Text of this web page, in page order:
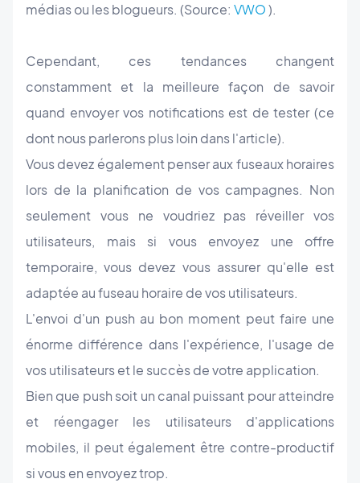
médias ou les blogueurs. (Source: VWO).
Cependant, ces tendances changent
constamment et la meilleure façon de savoir
quand envoyer vos notifications est de tester (ce
dont nous parlerons plus loin dans l'article).
Vous devez également penser aux fuseaux horaires
lors de la planification de vos campagnes. Non
seulement vous ne voudriez pas réveiller vos
utilisateurs, mais si vous envoyez une offre
temporaire, vous devez vous assurer qu'elle est
adaptée au fuseau horaire de vos utilisateurs.
L'envoi d'un push au bon moment peut faire une
énorme différence dans l'expérience, l'usage de
vos utilisateurs et le succès de votre application.
Bien que push soit un canal puissant pour atteindre
et réengager les utilisateurs d'applications
mobiles, il peut également être contre-productif
si vous en envoyez trop.